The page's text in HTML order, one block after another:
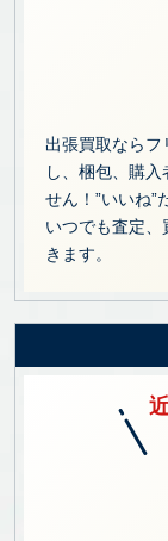
出張買取ならフ
し、梱包、購
せん！”いいね”
いつでも査定
きます。